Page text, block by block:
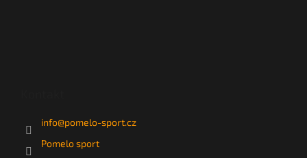
info@pomelo-sport.cz
Pomelo sport